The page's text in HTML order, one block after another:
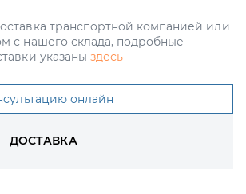
транспортной компанией или
с нашего склада, подробные
указаны здесь
онлайн
ДОСТАВКА